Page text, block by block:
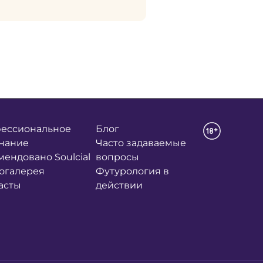
Soulcial
Блог
Часто задаваемые
вопросы
Футурология в
действии